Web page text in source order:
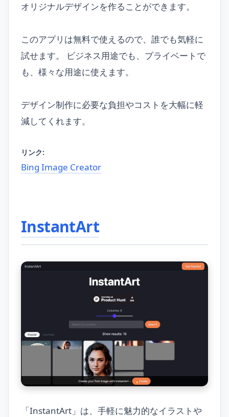
オリジナルデザインを作ることができます。
このアプリは無料で使えるので、誰でも気軽に
試せます。 ビジネス用途でも、プライベートで
も、様々な用途に使えます。
デザイン制作に必要な負担やコストを大幅に軽
減してくれます。
リンク:
Bing Image Creator
InstantArt
「InstantArt」は、手軽に魅力的なイラストや